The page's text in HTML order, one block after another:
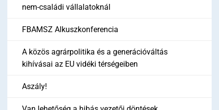
nem-családi vállalatoknál
FBAMSZ Alkuszkonferencia
A közös agrárpolitika és a generációváltás
kihívásai az EU vidéki térségeiben
Aszály!